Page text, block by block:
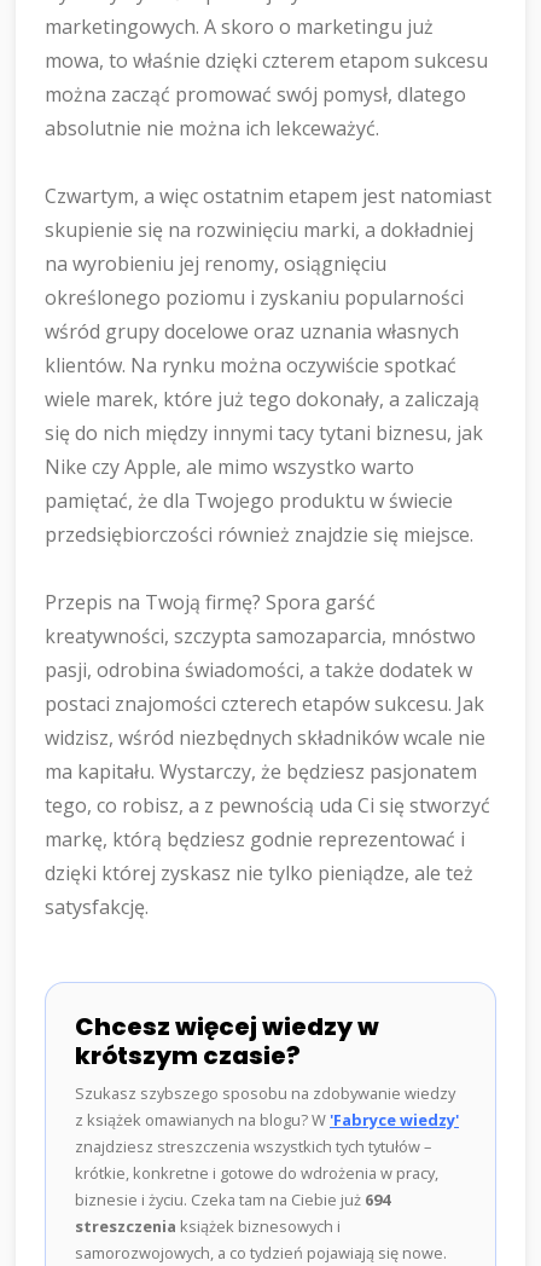
marketingowych. A skoro o marketingu już
mowa, to właśnie dzięki czterem etapom sukcesu
można zacząć promować swój pomysł, dlatego
absolutnie nie można ich lekceważyć.
Czwartym, a więc ostatnim etapem jest natomiast
skupienie się na rozwinięciu marki, a dokładniej
na wyrobieniu jej renomy, osiągnięciu
określonego poziomu i zyskaniu popularności
wśród grupy docelowe oraz uznania własnych
klientów. Na rynku można oczywiście spotkać
wiele marek, które już tego dokonały, a zaliczają
się do nich między innymi tacy tytani biznesu, jak
Nike czy Apple, ale mimo wszystko warto
pamiętać, że dla Twojego produktu w świecie
przedsiębiorczości również znajdzie się miejsce.
Przepis na Twoją firmę? Spora garść
kreatywności, szczypta samozaparcia, mnóstwo
pasji, odrobina świadomości, a także dodatek w
postaci znajomości czterech etapów sukcesu. Jak
widzisz, wśród niezbędnych składników wcale nie
ma kapitału. Wystarczy, że będziesz pasjonatem
tego, co robisz, a z pewnością uda Ci się stworzyć
markę, którą będziesz godnie reprezentować i
dzięki której zyskasz nie tylko pieniądze, ale też
satysfakcję.
Chcesz więcej wiedzy w
krótszym czasie?
Szukasz szybszego sposobu na zdobywanie wiedzy
z książek omawianych na blogu? W'Fabryce wiedzy'
znajdziesz streszczenia wszystkich tych tytułów –
krótkie, konkretne i gotowe do wdrożenia w pracy,
biznesie i życiu. Czeka tam na Ciebie już 694
streszczenia książek biznesowych i
samorozwojowych, a co tydzień pojawiają się nowe.